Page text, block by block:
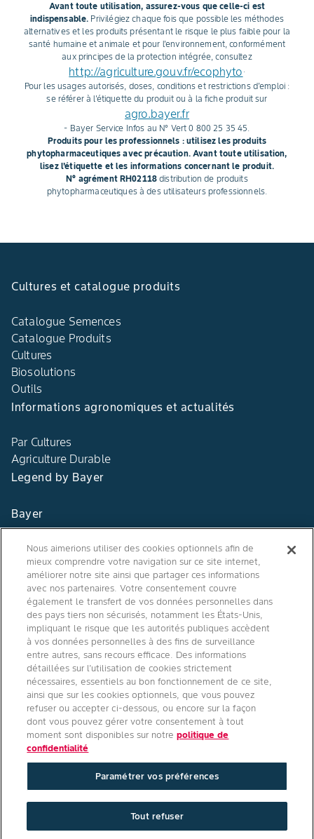
Avant toute utilisation, assurez-vous que celle-ci est
indispensable. Privilégiez chaque fois que possible les méthodes
alternatives et les produits présentant le risque le plus faible pour la
santé humaine et animale et pour l'environnement, conformément
aux principes de la protection intégrée, consultez
http://agriculture.gouv.fr/ecophyto .
Pour les usages autorisés, doses, conditions et restrictions d'emploi :
se référer à l'étiquette du produit ou à la fiche produit sur
agro.bayer.fr
- Bayer Service Infos au N° Vert 0 800 25 35 45.
Produits pour les professionnels : utilisez les produits
phytopharmaceutiques avec précaution. Avant toute utilisation,
lisez l'étiquette et les informations concernant le produit.
N° agrément RH02118 distribution de produits
phytopharmaceutiques à des utilisateurs professionnels.
Cultures et catalogue produits
Catalogue Semences
Catalogue Produits
Cultures
Biosolutions
Outils
Informations agronomiques et actualités
Par Cultures
Agriculture Durable
Legend by Bayer
Bayer
Contact
Qui sommes nous ?
Agro Bayer
France
Suivez-nous
Conditions générales d'utilisation
Politique de confidentialité site
Politique de confidentialité applications mobiles
Paramétrer vos préférences/Mentions légales
Nous aimerions utiliser des cookies optionnels afin de
mieux comprendre votre navigation sur ce site internet,
améliorer notre site ainsi que partager ces informations
avec nos partenaires. Votre consentement couvre
également le transfert de vos données personnelles dans
des pays tiers non sécurisés, notamment les États-Unis,
impliquant le risque que les autorités publiques accèdent
à vos données personnelles à des fins de surveillance
entre autres, sans recours efficace. Des informations
détaillées sur l’utilisation de cookies strictement
nécessaires, essentiels au bon fonctionnement de ce site,
ainsi que sur les cookies optionnels, que vous pouvez
refuser ou accepter ci-dessous, ou encore sur la façon
dont vous pouvez gérer votre consentement à tout
moment sont disponibles sur notrepolitique de
confidentialité
Paramétrer vos préférences
Tout refuser